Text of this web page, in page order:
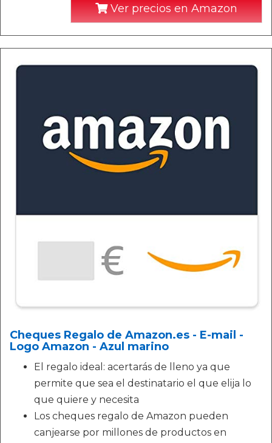
Ver precios en Amazon
Cheques Regalo de Amazon.es - E-mail -
Logo Amazon - Azul marino
El regalo ideal: acertarás de lleno ya que
permite que sea el destinatario el que elija lo
que quiere y necesita
Los cheques regalo de Amazon pueden
canjearse por millones de productos en